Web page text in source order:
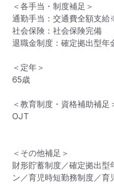
＜各手当・制度補足＞
通勤手当：交通費全額支給
社会保険：社会保険完備
退職金制度：確定拠出型年
＜定年＞
65歳
＜教育制度・資格補助補足
OJT
＜その他補足＞
財形貯蓄制度／確定拠出型
ン／育児時短勤務制度／